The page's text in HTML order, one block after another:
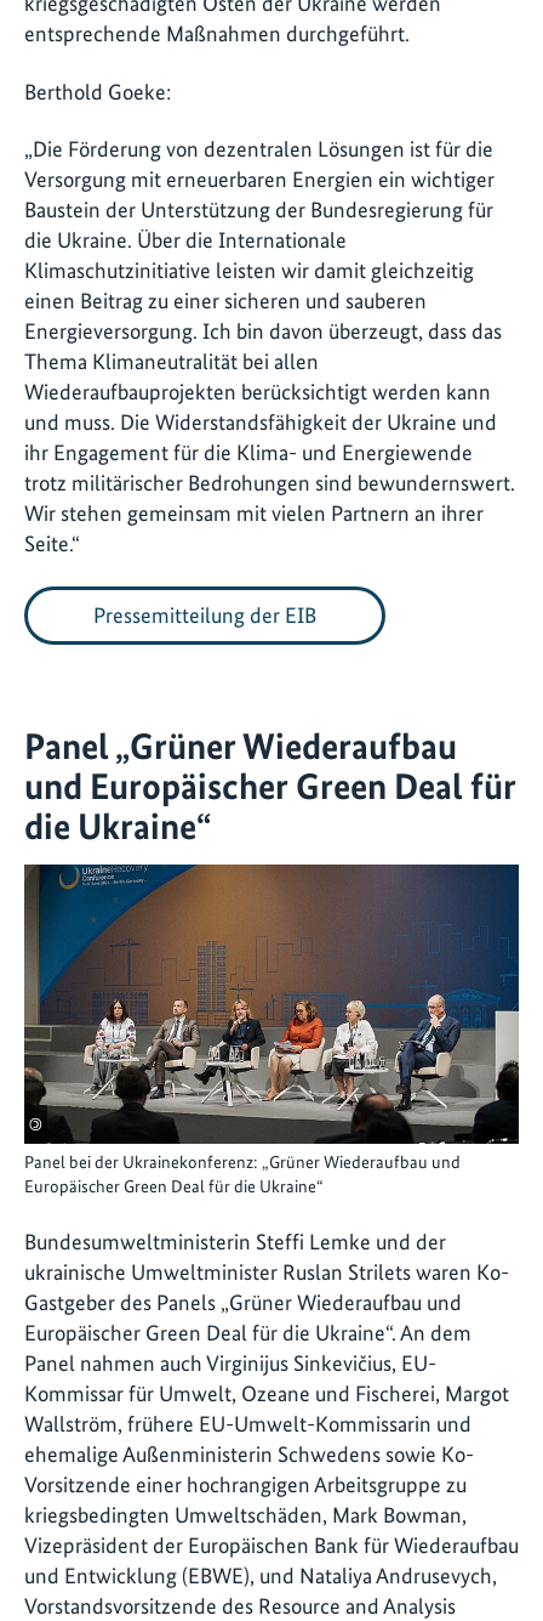
entsprechende Maßnahmen durchgeführt.
Berthold Goeke:
„Die Förderung von dezentralen Lösungen ist für die
Versorgung mit erneuerbaren Energien ein wichtiger
Baustein der Unterstützung der Bundesregierung für
die Ukraine. Über die Internationale
Klimaschutzinitiative leisten wir damit gleichzeitig
einen Beitrag zu einer sicheren und sauberen
Energieversorgung. Ich bin davon überzeugt, dass das
Thema Klimaneutralität bei allen
Wiederaufbauprojekten berücksichtigt werden kann
und muss. Die Widerstandsfähigkeit der Ukraine und
ihr Engagement für die Klima- und Energiewende
trotz militärischer Bedrohungen sind bewundernswert.
Wir stehen gemeinsam mit vielen Partnern an ihrer
Seite.“
Pressemitteilung der EIB
Panel „Grüner Wiederaufbau
und Europäischer Green Deal für
die Ukraine“
©
Panel bei der Ukrainekonferenz: „Grüner Wiederaufbau und
Europäischer Green Deal für die Ukraine“
Bundesumweltministerin Steffi Lemke und der
ukrainische Umweltminister Ruslan Strilets waren Ko-
Gastgeber des Panels „Grüner Wiederaufbau und
Europäischer Green Deal für die Ukraine“. An dem
Panel nahmen auch Virginijus Sinkevičius, EU-
Kommissar für Umwelt, Ozeane und Fischerei, Margot
Wallström, frühere EU-Umwelt-Kommissarin und
ehemalige Außenministerin Schwedens sowie Ko-
Vorsitzende einer hochrangigen Arbeitsgruppe zu
kriegsbedingten Umweltschäden, Mark Bowman,
Vizepräsident der Europäischen Bank für Wiederaufbau
und Entwicklung (EBWE), und Nataliya Andrusevych,
Vorstandsvorsitzende des Resource and Analysis